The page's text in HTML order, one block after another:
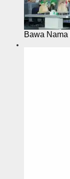
Bawa